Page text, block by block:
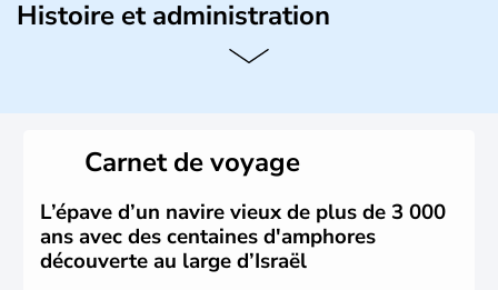
Histoire et administration
L'Israël est un état de la partie est de la Méditerranée,
vrai essor économique dans le domaine des nouvelles
Carnet de voyage
L’épave d’un navire vieux de plus de 3 000
ans avec des centaines d'amphores
découverte au large d’Israël